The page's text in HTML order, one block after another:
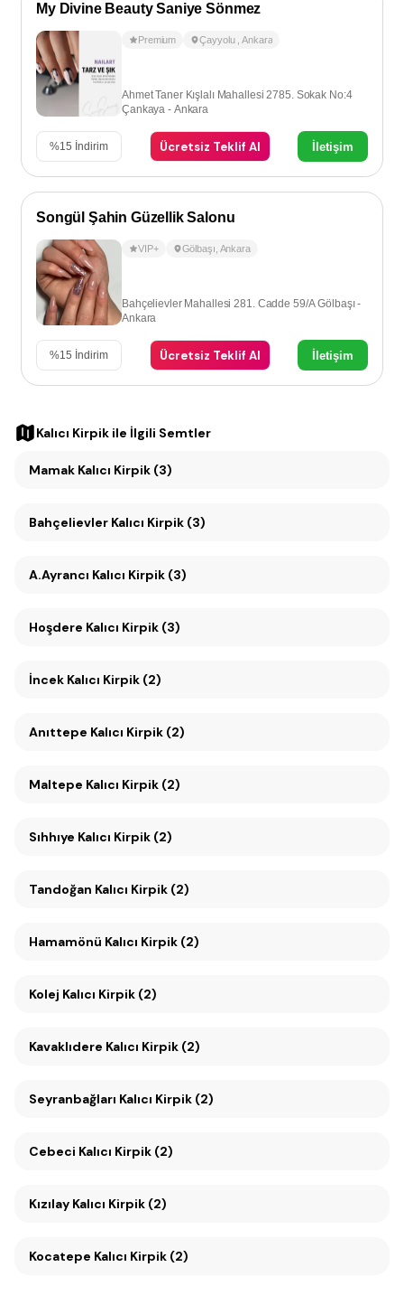
My Divine Beauty Saniye Sönmez
Premium Çayyolu ,Ankara
Ahmet Taner Kışlalı Mahallesi 2785. Sokak No:4
Çankaya - Ankara
%15 İndirim Ücretsiz Teklif Al İletişim
Songül Şahin Güzellik Salonu
VIP+ Gölbaşı Ankara
Bahçelievler Mahallesi 281. Cadde 59/A Gölbaşı -
Ankara
%15 İndirim Ücretsiz Teklif Al İletişim
Kalıcı Kirpik ile İlgili Semtler
Mamak Kalıcı Kirpik (3)
Bahçelievler Kalıcı Kirpik (3)
A.Ayrancı Kalıcı Kirpik (3)
Hoşdere Kalıcı Kirpik (3)
İncek Kalıcı Kirpik (2)
Anıttepe Kalıcı Kirpik (2)
Maltepe Kalıcı Kirpik (2)
Sıhhıye Kalıcı Kirpik (2)
Tandoğan Kalıcı Kirpik (2)
Hamamönü Kalıcı Kirpik (2)
Kolej Kalıcı Kirpik (2)
Kavaklıdere Kalıcı Kirpik (2)
Seyranbağları Kalıcı Kirpik (2)
Cebeci Kalıcı Kirpik (2)
Kızılay Kalıcı Kirpik (2)
Kocatepe Kalıcı Kirpik (2)